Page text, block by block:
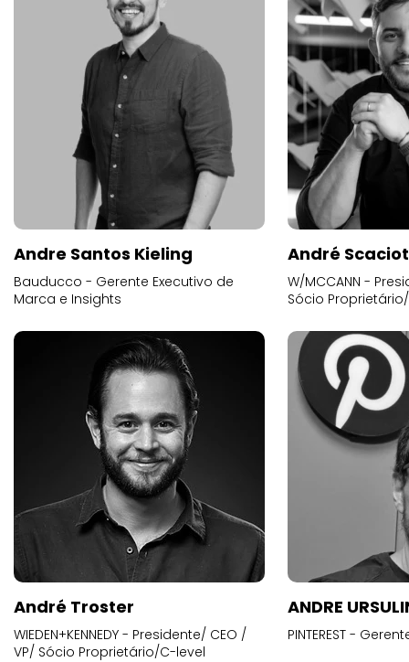
Andre Santos Kieling
Bauducco - Gerente Executivo de
Marca e Insights
André
W/MCCANN -
Sócio
André Troster
WIEDEN+KENNEDY - Presidente/ CEO /
VP/ Sócio Proprietário/C-level
ANDRE
PINTEREST -